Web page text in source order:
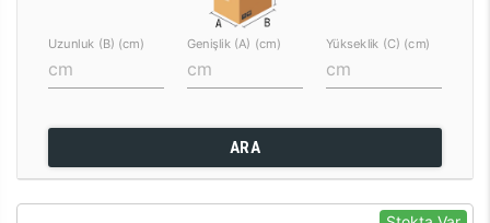
Uzunluk (B) (cm) Genişlik (A) (cm) Yükseklik (C) (cm)
ARA